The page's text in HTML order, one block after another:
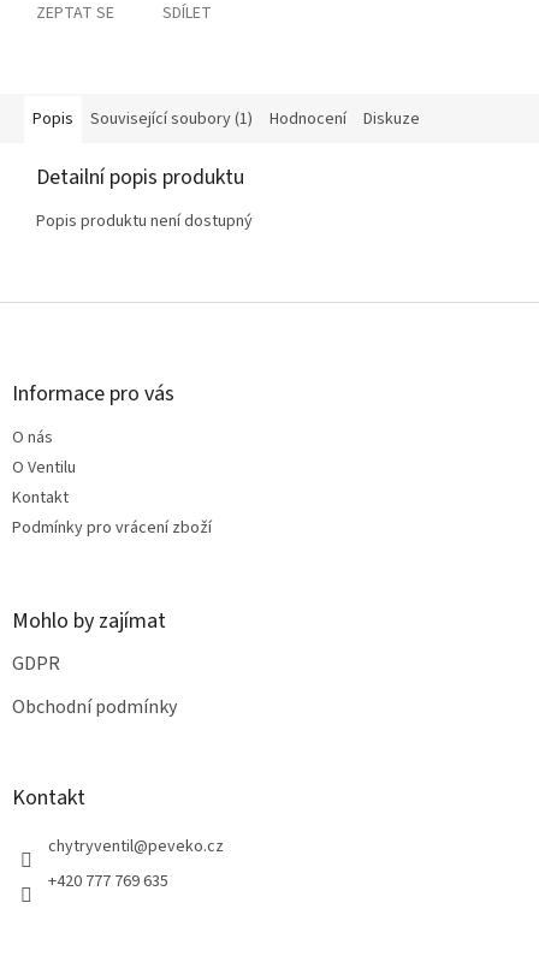
ZEPTAT SE SDÍLET
Popis Související soubory (1) Hodnocení Diskuze
Detailní popis produktu
Popis produktu není dostupný
Z
Informace pro vás
O nás
O Ventilu
Kontakt
Podmínky pro vrácení zboží
Mohlo by zajímat
GDPR
Obchodní podmínky
Kontakt
chytryventil@peveko.cz
+420 777 769 635